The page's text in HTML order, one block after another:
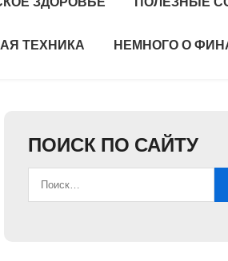
ТЕХНИКА НЕМНОГО О
ПОИСК ПО САЙТУ